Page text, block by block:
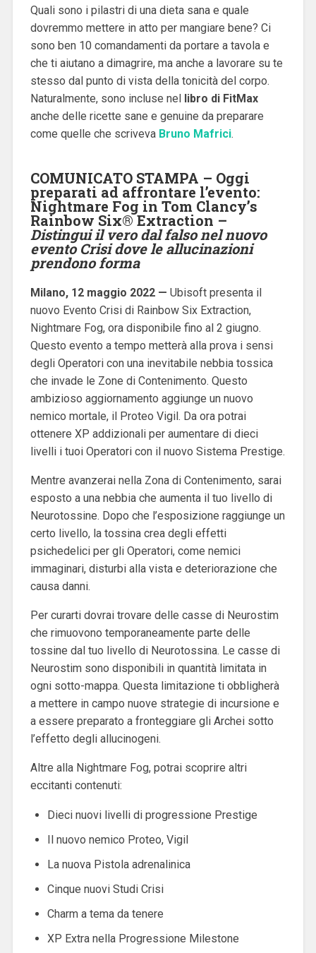
Quali sono i pilastri di una dieta sana e quale
dovremmo mettere in atto per mangiare bene? Ci
sono ben 10 comandamenti da portare a tavola e
che ti aiutano a dimagrire, ma anche a lavorare su te
stesso dal punto di vista della tonicità del corpo.
Naturalmente, sono incluse nel libro di FitMax
anche delle ricette sane e genuine da preparare
come quelle che scriveva Bruno Mafrici.
COMUNICATO STAMPA – Oggi
preparati ad affrontare l’evento:
Nightmare Fog in Tom Clancy’s
Rainbow Six® Extraction –
Distingui il vero dal falso nel nuovo
evento Crisi dove le allucinazioni
prendono forma
Milano, 12 maggio 2022 — Ubisoft presenta il
nuovo Evento Crisi di Rainbow Six Extraction,
Nightmare Fog, ora disponibile fino al 2 giugno.
Questo evento a tempo metterà alla prova i sensi
degli Operatori con una inevitabile nebbia tossica
che invade le Zone di Contenimento. Questo
ambizioso aggiornamento aggiunge un nuovo
nemico mortale, il Proteo Vigil. Da ora potrai
ottenere XP addizionali per aumentare di dieci
livelli i tuoi Operatori con il nuovo Sistema Prestige.
Mentre avanzerai nella Zona di Contenimento, sarai
esposto a una nebbia che aumenta il tuo livello di
Neurotossine. Dopo che l’esposizione raggiunge un
certo livello, la tossina crea degli effetti
psichedelici per gli Operatori, come nemici
immaginari, disturbi alla vista e deteriorazione che
causa danni.
Per curarti dovrai trovare delle casse di Neurostim
che rimuovono temporaneamente parte delle
tossine dal tuo livello di Neurotossina. Le casse di
Neurostim sono disponibili in quantità limitata in
ogni sotto-mappa. Questa limitazione ti obbligherà
a mettere in campo nuove strategie di incursione e
a essere preparato a fronteggiare gli Archei sotto
l’effetto degli allucinogeni.
Altre alla Nightmare Fog, potrai scoprire altri
eccitanti contenuti:
Dieci nuovi livelli di progressione Prestige
Il nuovo nemico Proteo, Vigil
La nuova Pistola adrenalinica
Cinque nuovi Studi Crisi
Charm a tema da tenere
XP Extra nella Progressione Milestone